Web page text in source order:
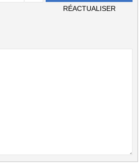
RÉACTUALISER